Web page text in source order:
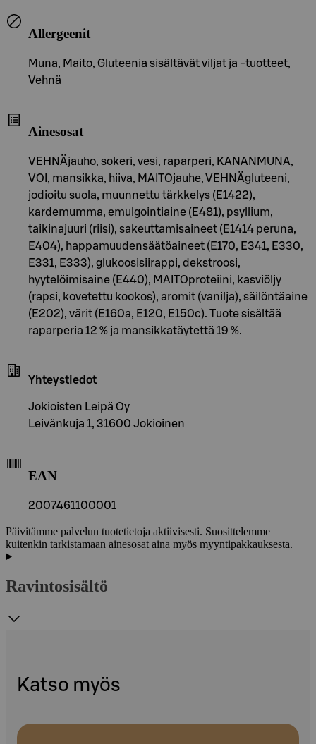
Allergeenit
Muna, Maito, Gluteenia sisältävät viljat ja -tuotteet,
Vehnä
Ainesosat
VEHNÄjauho, sokeri, vesi, raparperi, KANANMUNA,
VOI, mansikka, hiiva, MAITOjauhe, VEHNÄgluteeni,
jodioitu suola, muunnettu tärkkelys (E1422),
kardemumma, emulgointiaine (E481), psyllium,
taikinajuuri (riisi), sakeuttamisaineet (E1414 peruna,
E404), happamuudensäätöaineet (E170, E341, E330,
E331, E333), glukoosisiirappi, dekstroosi,
hyytelöimisaine (E440), MAITOproteiini, kasviöljy
(rapsi, kovetettu kookos), aromit (vanilja), säilöntäaine
(E202), värit (E160a, E120, E150c). Tuote sisältää
raparperia 12 % ja mansikkatäytettä 19 %.
Yhteystiedot
Jokioisten Leipä Oy
Leivänkuja 1, 31600 Jokioinen
EAN
2007461100001
Päivitämme palvelun tuotetietoja aktiivisesti. Suosittelemme
kuitenkin tarkistamaan ainesosat aina myös myyntipakkauksesta.
Ravintosisältö
Katso myös